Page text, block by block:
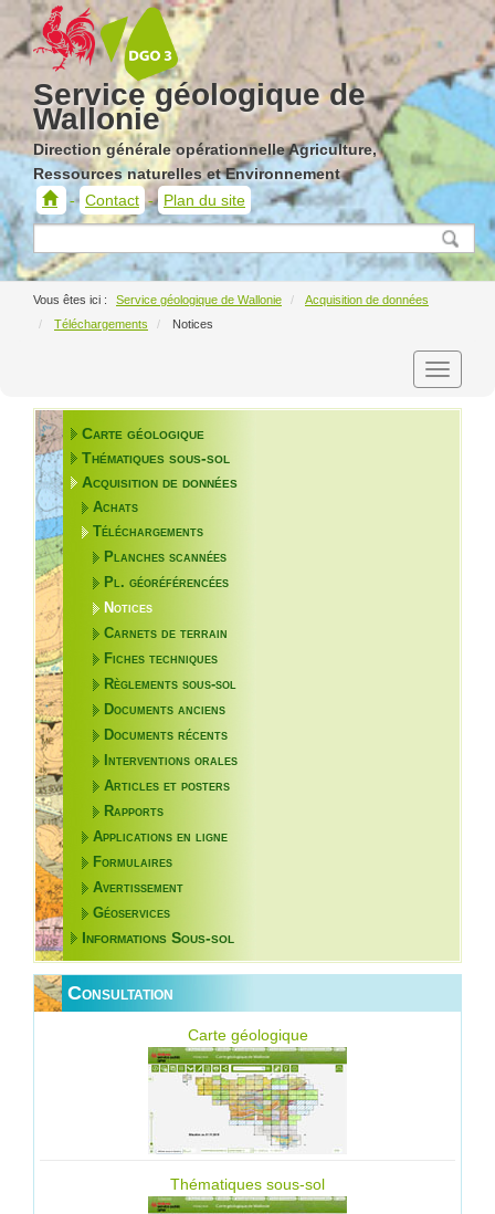
Service géologique de
Wallonie
Direction générale opérationnelle Agriculture,
Ressources naturelles et Environnement
Service
de
Wallonie
Contact Plan du site
Service géologique de Wallonie
Acquisition de données
Téléchargements
Notices
Carte géologique
Thématiques sous-sol
Acquisition de données
Achats
Téléchargements
Planches scannées
Pl. géoréférencées
Notices
Carnets de terrain
Fiches techniques
Règlements sous-sol
Documents anciens
Documents récents
Interventions orales
Articles et posters
Rapports
Applications en ligne
Formulaires
Avertissement
Géoservices
Informations Sous-sol
Consultation
Carte géologique
Thématiques sous-sol